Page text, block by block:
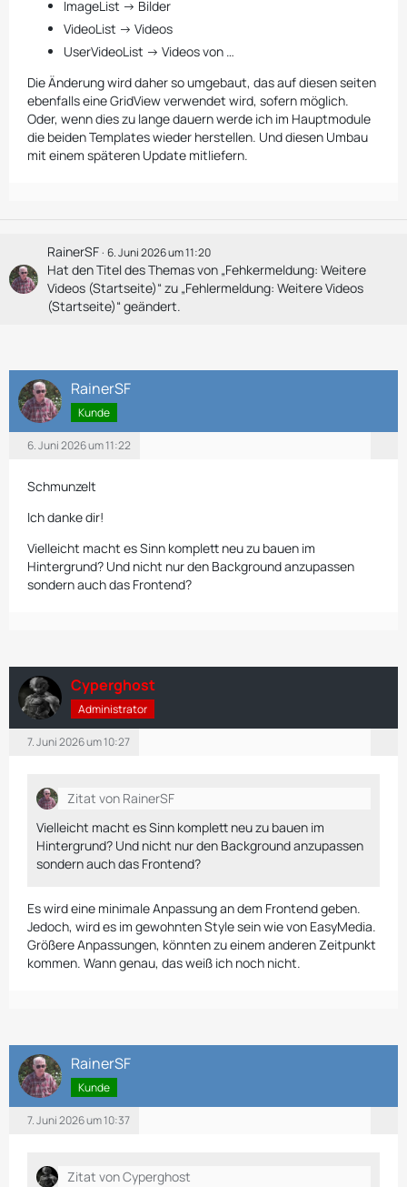
ImageList -> Bilder
VideoList -> Videos
UserVideoList -> Videos von …
Die Änderung wird daher so umgebaut, das auf diesen seiten
ebenfalls eine GridView verwendet wird, sofern möglich.
Oder, wenn dies zu lange dauern werde ich im Hauptmodule
die beiden Templates wieder herstellen. Und diesen Umbau
mit einem späteren Update mitliefern.
RainerSF 6. Juni 2026 um 11:20
Hat den Titel des Themas von „Fehkermeldung: Weitere
Videos (Startseite)“ zu „Fehlermeldung: Weitere Videos
(Startseite)“ geändert.
RainerSF
Kunde
6. Juni 2026 um 11:22
Schmunzelt
Ich danke dir!
Vielleicht macht es Sinn komplett neu zu bauen im
Hintergrund? Und nicht nur den Background anzupassen
sondern auch das Frontend?
Cyperghost
Administrator
7. Juni 2026 um 10:27
Zitat von RainerSF
Vielleicht macht es Sinn komplett neu zu bauen im
Hintergrund? Und nicht nur den Background anzupassen
sondern auch das Frontend?
Es wird eine minimale Anpassung an dem Frontend geben.
Jedoch, wird es im gewohnten Style sein wie von EasyMedia.
Größere Anpassungen, könnten zu einem anderen Zeitpunkt
kommen. Wann genau, das weiß ich noch nicht.
RainerSF
Kunde
7. Juni 2026 um 10:37
Zitat von Cyperghost